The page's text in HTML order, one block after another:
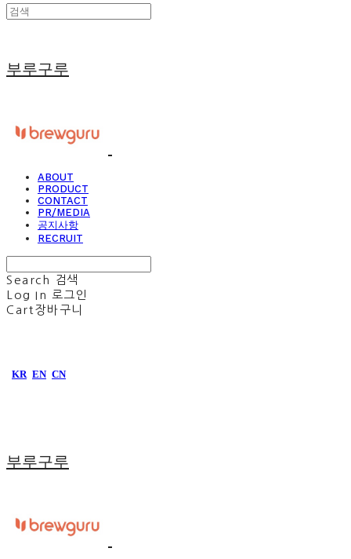
부루구루
ABOUT
PRODUCT
CONTACT
PR/MEDIA
공지사항
RECRUIT
Search
검색
Log In
로그인
Cart 장바구니
KR EN CN
부루구루